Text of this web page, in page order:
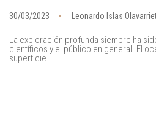
30/03/2023 Leonardo Islas
La exploración profunda siempre ha
científicos y el público en general. El
superficie...